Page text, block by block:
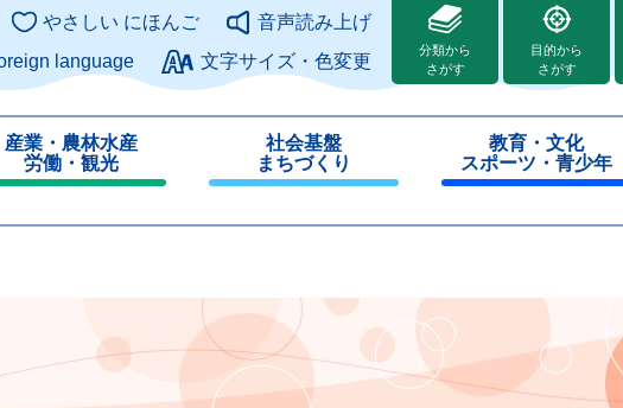
このページの本文へ
やさしい にほんご
音声読み上げ
language
文字サイズ・色変更
分類から
さがす
目的から
さがす
産業・農林水産
労働・観光
社会基盤
まちづくり
じ
教育・文化
スポーツ・青少年
じ